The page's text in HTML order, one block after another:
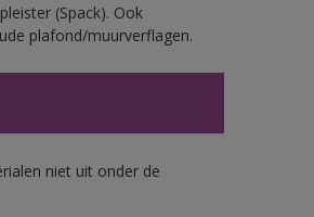
(Spack). Ook
plafond/muurverflagen.
niet uit onder de